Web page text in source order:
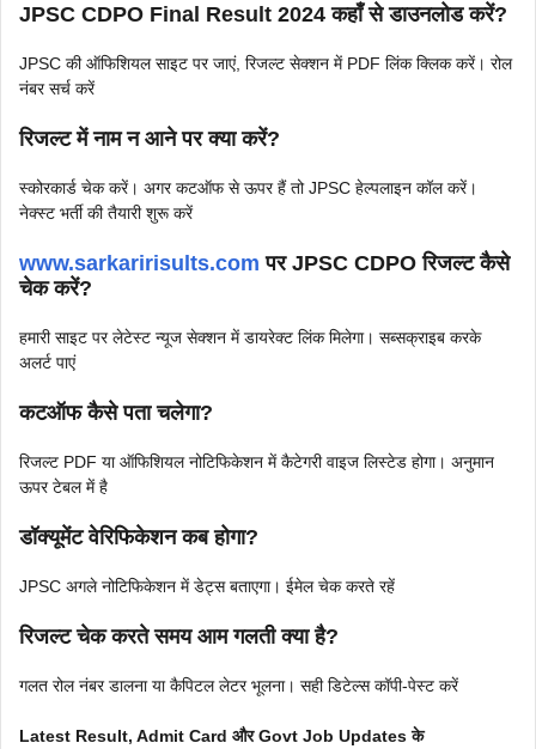
JPSC CDPO Final Result 2024 कहाँ से डाउनलोड करें?
JPSC की ऑफिशियल साइट पर जाएं, रिजल्ट सेक्शन में PDF लिंक क्लिक करें। रोल
नंबर सर्च करें
रिजल्ट में नाम न आने पर क्या करें?
स्कोरकार्ड चेक करें। अगर कटऑफ से ऊपर हैं तो JPSC हेल्पलाइन कॉल करें।
नेक्स्ट भर्ती की तैयारी शुरू करें
www.sarkaririsults.com पर JPSC CDPO रिजल्ट कैसे
चेक करें?
हमारी साइट पर लेटेस्ट न्यूज सेक्शन में डायरेक्ट लिंक मिलेगा। सब्सक्राइब करके
अलर्ट पाएं
कटऑफ कैसे पता चलेगा?
रिजल्ट PDF या ऑफिशियल नोटिफिकेशन में कैटेगरी वाइज लिस्टेड होगा। अनुमान
ऊपर टेबल में है
डॉक्यूमेंट वेरिफिकेशन कब होगा?
JPSC अगले नोटिफिकेशन में डेट्स बताएगा। ईमेल चेक करते रहें
रिजल्ट चेक करते समय आम गलती क्या है?
गलत रोल नंबर डालना या कैपिटल लेटर भूलना। सही डिटेल्स कॉपी-पेस्ट करें
Latest Result, Admit Card और Govt Job Updates के